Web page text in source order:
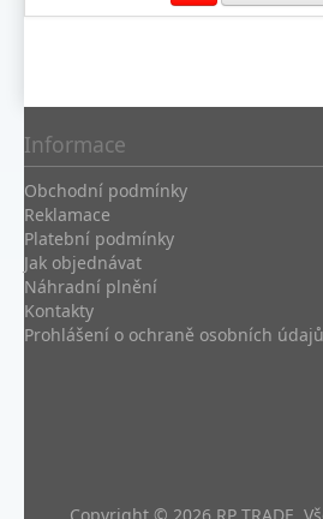
Informace
Obchodní podmínky
Reklamace
Platební podmínky
Jak objednávat
Náhradní plnění
Kontakty
Prohlášení o ochraně osobních údajů